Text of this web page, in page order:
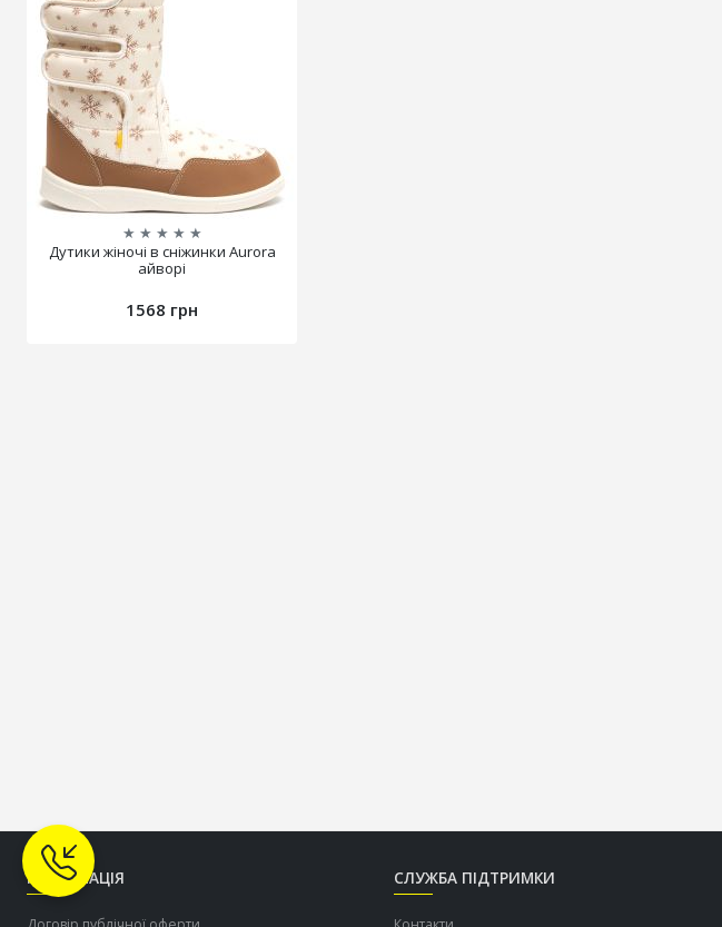
★ ★ ★ ★ ★
Дутики жіночі в сніжинки Aurora
айворі
1568 грн
ІНФОРМАЦІЯ СЛУЖБА ПІДТРИМКИ